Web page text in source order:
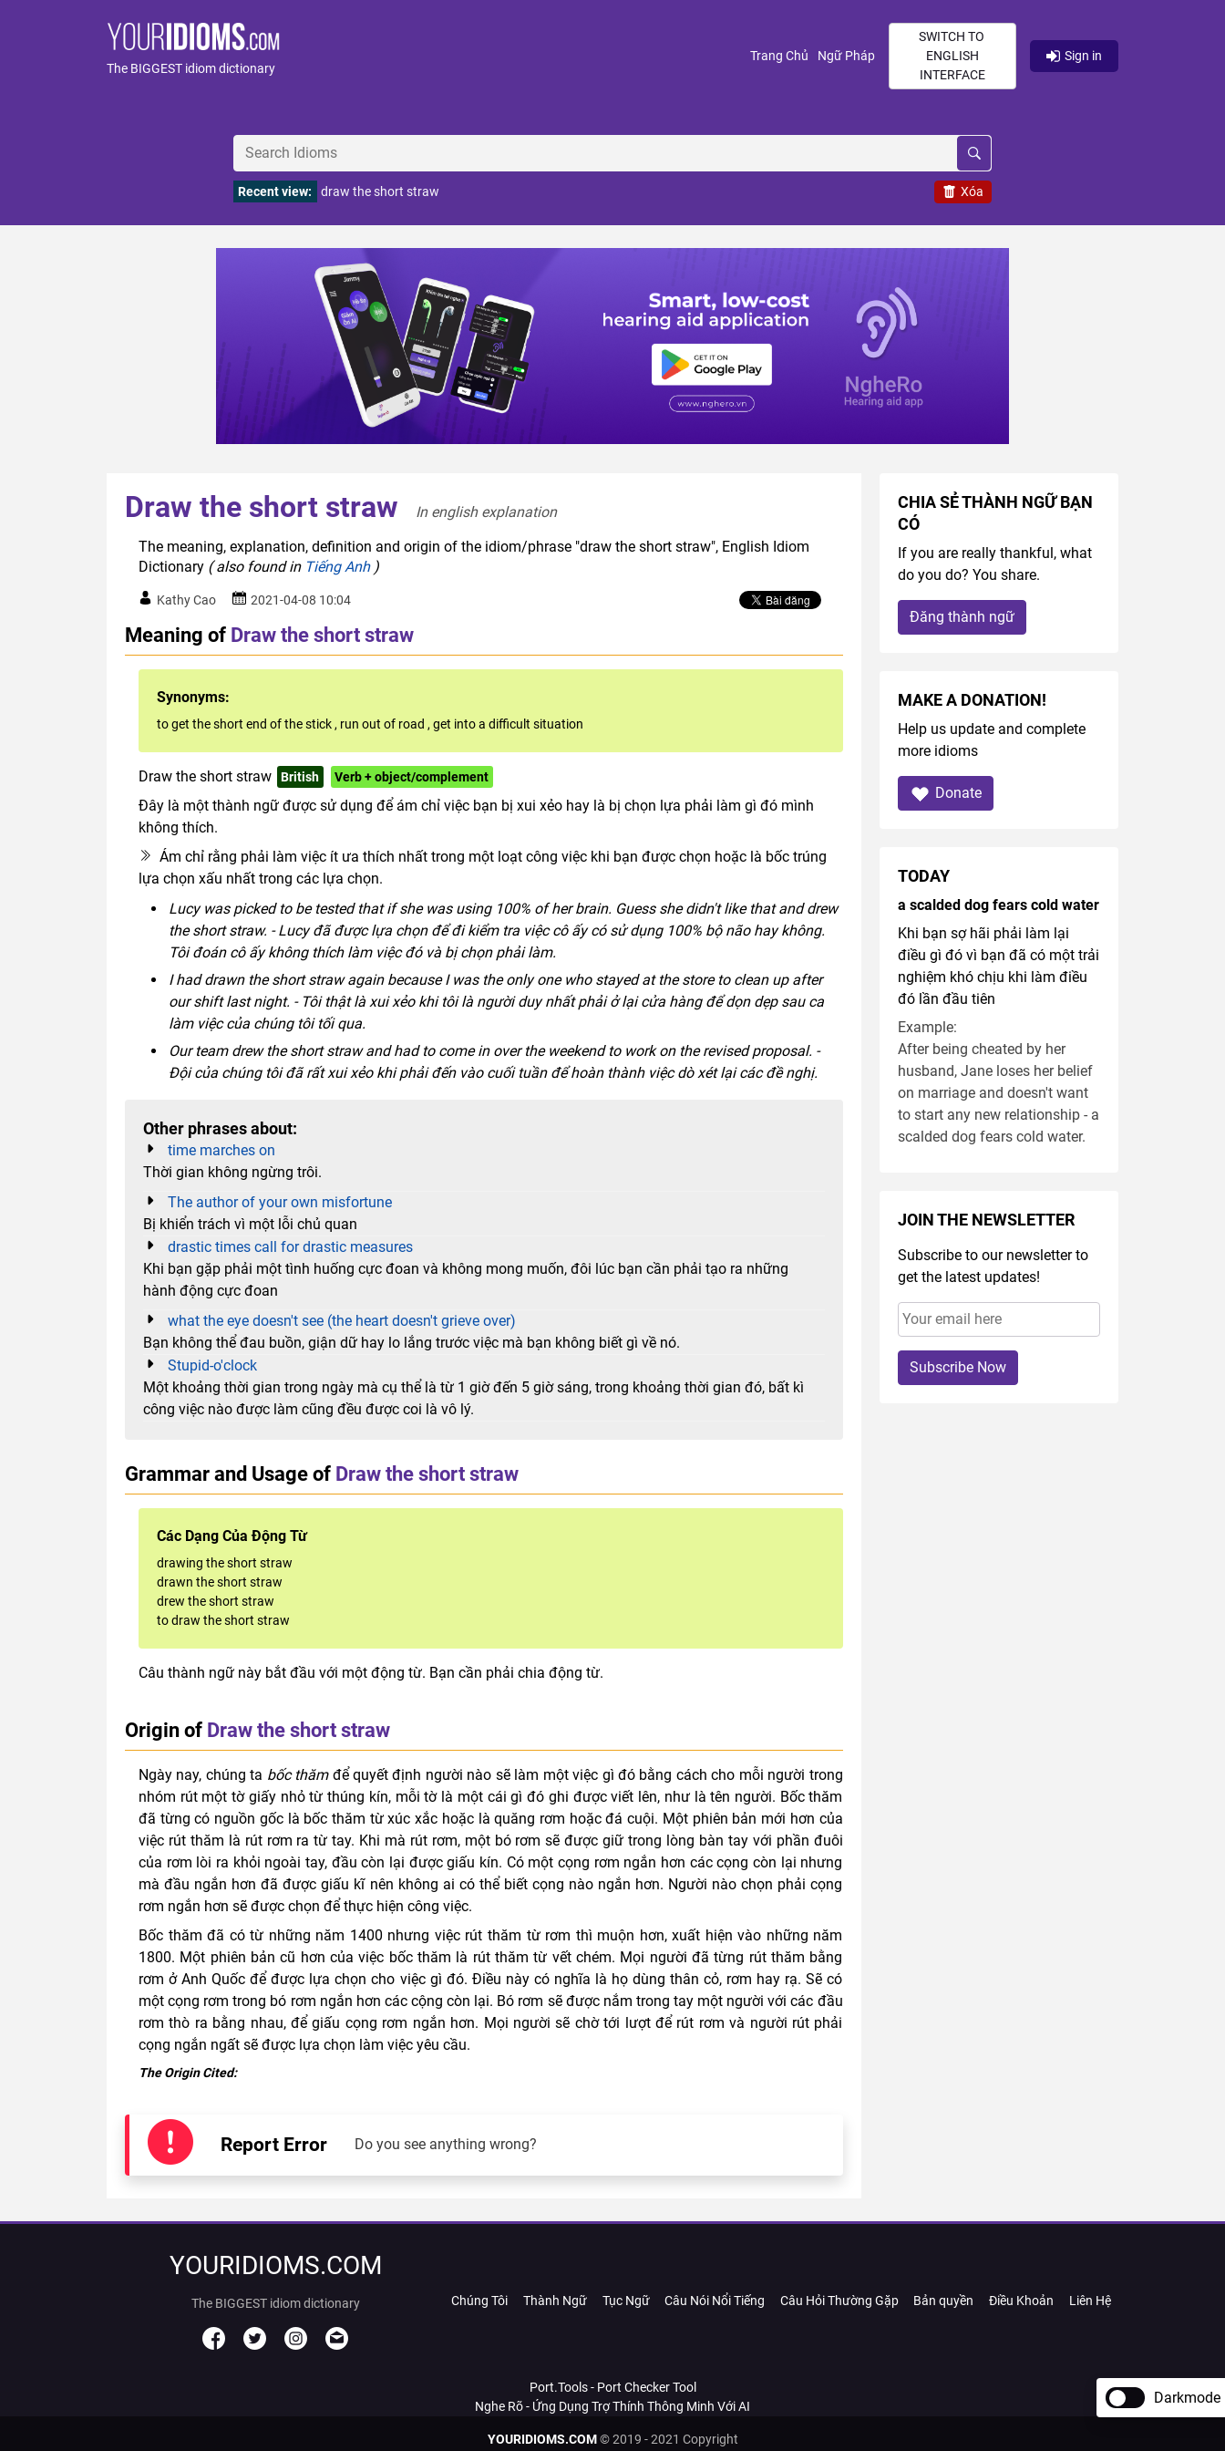
The BIGGEST idiom dictionary
Trang Chủ (current)
Ngữ Pháp(current)
SWITCH TO
ENGLISH
INTERFACE
Sign in
Xóa
Recent view: draw the short straw
Draw the short straw
In english explanation
The meaning, explanation, definition and origin of the idiom/phrase "draw the short straw", English Idiom
Dictionary ( also found in Tiếng Anh)
Kathy Cao 2021-04-08 10:04
Meaning of Draw the short straw
Synonyms:
to get the short end of the stick , run out of road , get into a difficult situation
Draw the short straw British Verb + object/complement
Đây là một thành ngữ được sử dụng để ám chỉ việc bạn bị xui xẻo hay là bị chọn lựa phải làm gì đó mình
không thích.
Ám chỉ rằng phải làm việc ít ưa thích nhất trong một loạt công việc khi bạn được chọn hoặc là bốc trúng
lựa chọn xấu nhất trong các lựa chọn.
Lucy was picked to be tested that if she was using 100% of her brain. Guess she didn't like that and drew
the short straw. - Lucy đã được lựa chọn để đi kiểm tra việc cô ấy có sử dụng 100% bộ não hay không.
Tôi đoán cô ấy không thích làm việc đó và bị chọn phải làm.
I had drawn the short straw again because I was the only one who stayed at the store to clean up after
our shift last night. - Tôi thật là xui xẻo khi tôi là người duy nhất phải ở lại cửa hàng để dọn dẹp sau ca
làm việc của chúng tôi tối qua.
Our team drew the short straw and had to come in over the weekend to work on the revised proposal. -
Đội của chúng tôi đã rất xui xẻo khi phải đến vào cuối tuần để hoàn thành việc dò xét lại các đề nghị.
Other phrases about:
time marches on
Thời gian không ngừng trôi.
The author of your own misfortune
Bị khiển trách vì một lỗi chủ quan
drastic times call for drastic measures
Khi bạn gặp phải một tình huống cực đoan và không mong muốn, đôi lúc bạn cần phải tạo ra những
hành động cực đoan
what the eye doesn't see (the heart doesn't grieve over)
Bạn không thể đau buồn, giận dữ hay lo lắng trước việc mà bạn không biết gì về nó.
Stupid-o'clock
Một khoảng thời gian trong ngày mà cụ thể là từ 1 giờ đến 5 giờ sáng, trong khoảng thời gian đó, bất kì
công việc nào được làm cũng đều được coi là vô lý.
Grammar and Usage of Draw the short straw
Các Dạng Của Động Từ
drawing the short straw
drawn the short straw
drew the short straw
to draw the short straw
Câu thành ngữ này bắt đầu với một động từ. Bạn cần phải chia động từ.
Origin of Draw the short straw
Ngày nay, chúng ta bốc thămđể quyết định người nào sẽ làm một việc gì đó bằng cách cho mỗi người trong
nhóm rút một tờ giấy nhỏ từ thúng kín, mỗi tờ là một cái gì đó ghi được viết lên, như là tên người. Bốc thăm
đã từng có nguồn gốc là bốc thăm từ xúc xắc hoặc là quăng rơm hoặc đá cuội. Một phiên bản mới hơn của
việc rút thăm là rút rơm ra từ tay. Khi mà rút rơm, một bó rơm sẽ được giữ trong lòng bàn tay với phần đuôi
của rơm lòi ra khỏi ngoài tay, đầu còn lại được giấu kín. Có một cọng rơm ngắn hơn các cọng còn lại nhưng
mà đầu ngắn hơn đã được giấu kĩ nên không ai có thể biết cọng nào ngắn hơn. Người nào chọn phải cọng
rơm ngắn hơn sẽ được chọn để thực hiện công việc.
Bốc thăm đã có từ những năm 1400 nhưng việc rút thăm từ rơm thì muộn hơn, xuất hiện vào những năm
1800. Một phiên bản cũ hơn của việc bốc thăm là rút thăm từ vết chém. Mọi người đã từng rút thăm bằng
rơm ở Anh Quốc để được lựa chọn cho việc gì đó. Điều này có nghĩa là họ dùng thân cỏ, rơm hay rạ. Sẽ có
một cọng rơm trong bó rơm ngắn hơn các cộng còn lại. Bó rơm sẽ được nắm trong tay một người với các đầu
rơm thò ra bằng nhau, để giấu cọng rơm ngắn hơn. Mọi người sẽ chờ tới lượt để rút rơm và người rút phải
cọng ngắn ngất sẽ được lựa chọn làm việc yêu cầu.
The Origin Cited:
Report Error Do you see anything wrong?
CHIA SẺ THÀNH NGỮ BẠN
CÓ
If you are really thankful, what
do you do? You share.
Đăng thành ngữ
MAKE A DONATION!
Help us update and complete
more idioms
Donate
TODAY
a scalded dog fears cold water
Khi bạn sợ hãi phải làm lại
điều gì đó vì bạn đã có một trải
nghiệm khó chịu khi làm điều
đó lần đầu tiên
Example:
After being cheated by her
husband, Jane loses her belief
on marriage and doesn't want
to start any new relationship - a
scalded dog fears cold water.
JOIN THE NEWSLETTER
Subscribe to our newsletter to
get the latest updates!
Subscribe Now
YOURIDIOMS.COM
The BIGGEST idiom dictionary Chúng Tôi Thành Ngữ Tục Ngữ Câu Nói Nổi Tiếng Câu Hỏi Thường Gặp Bản quyền Điều Khoản Liên Hệ
Port.Tools - Port Checker Tool
Nghe Rõ - Ứng Dụng Trợ Thính Thông Minh Với AI
YOURIDIOMS.COM© 2019 - 2021 Copyright
Darkmode